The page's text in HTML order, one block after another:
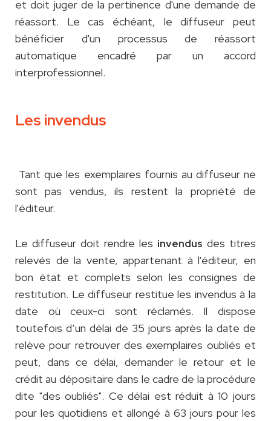
et doit juger de la pertinence d'une demande de
réassort. Le cas échéant, le diffuseur peut
bénéficier d'un processus de réassort
automatique encadré par un accord
interprofessionnel.
Les invendus
Tant que les exemplaires fournis au diffuseur ne
sont pas vendus, ils restent la propriété de
l'éditeur.
Le diffuseur doit rendre les invendus des titres
relevés de la vente, appartenant à l'éditeur, en
bon état et complets selon les consignes de
restitution. Le diffuseur restitue les invendus à la
date où ceux-ci sont réclamés. Il dispose
toutefois d’un délai de 35 jours après la date de
relève pour retrouver des exemplaires oubliés et
peut, dans ce délai, demander le retour et le
crédit au dépositaire dans le cadre de la procédure
dite "des oubliés". Ce délai est réduit à 10 jours
pour les quotidiens et allongé à 63 jours pour les